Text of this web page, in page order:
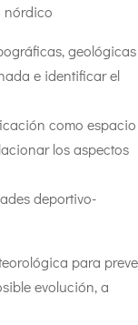
nórdico
geológicas
e identificar el
como espacio
los aspectos
deportivo-
para
evolución, a